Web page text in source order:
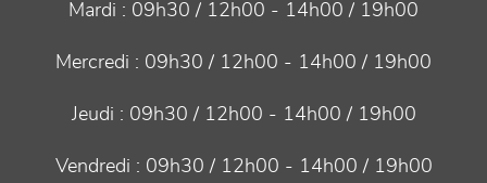
Mardi : 09h30 / 12h00 - 14h00 / 19h00
Mercredi : 09h30 / 12h00 - 14h00 / 19h00
Jeudi : 09h30 / 12h00 - 14h00 / 19h00
Vendredi : 09h30 / 12h00 - 14h00 / 19h00